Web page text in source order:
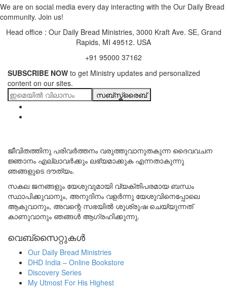
We are on social media every day interacting with the Our Daily Bread
community. Join us!
Head office : Our Daily Bread Ministries, 3000 Kraft Ave. SE, Grand
Rapids, MI 49512. USA
+91 95000 37162
SUBSCRIBE NOW to get Ministry updates and personalized
content on our sites.
സബ്സ്ക്രൈബ്
ജീവിതത്തിനു പരിവർത്തനം വരുത്തുവാനുതകുന്ന ദൈവവചന
ജ്ഞാനം എല്ലാവർക്കും ലഭ്യമാക്കുക എന്നതാകുന്നു
ഞങ്ങളുടെ ദൗത്യം.
സകല ജനങ്ങളും യേശുവുമായി വ്യക്തിപരമായ ബന്ധം
സ്ഥാപിക്കുവാനും, അനുദിനം വളർന്നു യേശുവിനെപ്പോലെ
ആകുവാനും, അവന്റെ സഭയിൽ ശുശ്രുഷ ചെയ്യുന്നത്
കാണുവാനും ഞങ്ങൾ ആഗ്രഹിക്കുന്നു.
വെബ്സൈറ്റുകൾ
Our Daily Bread Ministries
DHD India – Online Bookstore
Discovery Series
My Utmost For His Highest